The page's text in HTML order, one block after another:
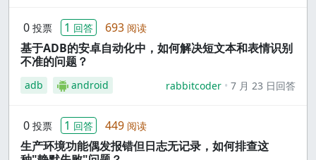
0 投票 1 回答 693 阅读
基于ADB的安卓自动化中，如何解决短文本和表情识别
不准的问题？
adb android rabbitcoder 7 月 23 日回答
0 投票 1 回答 449 阅读
生产环境功能偶发报错但日志无记录，如何排查这